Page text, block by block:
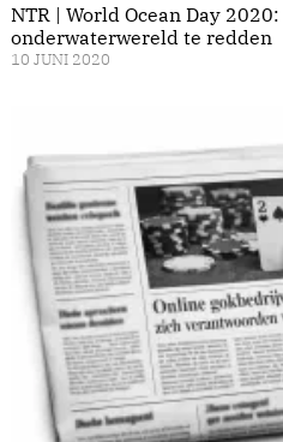
NTR | World Ocean Day
onderwaterwereld te redden
10 JUNI 2020